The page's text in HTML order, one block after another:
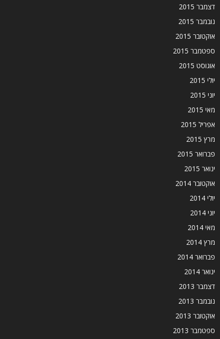
דצמבר 2015
נובמבר 2015
אוקטובר 2015
ספטמבר 2015
אוגוסט 2015
יולי 2015
יוני 2015
מאי 2015
אפריל 2015
מרץ 2015
פברואר 2015
ינואר 2015
אוקטובר 2014
יולי 2014
יוני 2014
מאי 2014
מרץ 2014
פברואר 2014
ינואר 2014
דצמבר 2013
נובמבר 2013
אוקטובר 2013
ספטמבר 2013